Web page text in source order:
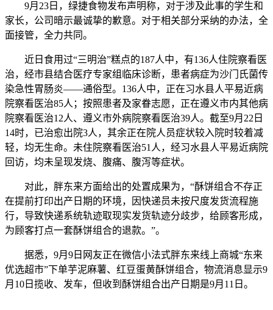
9月23日，绿捷食物发布声明称，对于涉及此事的学生和
家长，公司暗示最诚挚的歉意。对于相关部分采纳的办法，全
面接管，全力共同。
近日食用过“三明治”糕点的187人中，有136人住院察看医
治，经市县结合医疗专家组临床诊断，患者病症为沙门氏菌传
染急性胃肠炎——通俗型。136人中，正在习水县人平易近病
院察看医治85人；按照患者及家眷志愿，正在遵义市内其他病
院察看医治12人、遵义市外病院察看医治39人。截至9月22日
14时，已治愈出院3人，其余正在院人员症状较入院时较着减
轻，均无生命。未住院察看医治51人，经习水县人平易近病院
回访，均未呈现发烧、腹痛、腹泻等症状。
对此，胖东来方面给出的处置成果为，“酥饼组合不存正
在提前打印出产日期的环境，因快递员未按尺度发货流程施
行，导致快递系统轨迹取现实发货轨迹分歧步，给顾客形成，
为顾客打点一套酥饼组合的退款。”。
据悉，9月9日网友正在微信小法式胖东来线上商城“东来
优选超市”下单芋泥麻薯、红豆蛋黄酥饼组合，物流消息显示9
月10日揽收、发车，但收到酥饼组合出产日期是9月11日。